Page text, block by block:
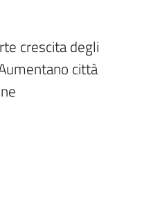
crescita degli
città